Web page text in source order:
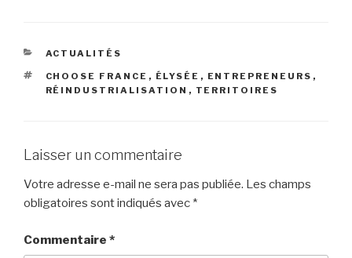
ACTUALITÉS
CHOOSE FRANCE , ÉLYSÉE , ENTREPRENEURS ,
RÉINDUSTRIALISATION , TERRITOIRES
Laisser un commentaire
Votre adresse e-mail ne sera pas publiée. Les champs
obligatoires sont indiqués avec *
Commentaire *